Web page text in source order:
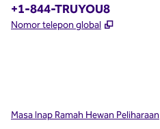
Telepon:
+1-844-TRUYOU8
Nomor telepon global ,
Masa Inap Ramah Hewan Peliharaan